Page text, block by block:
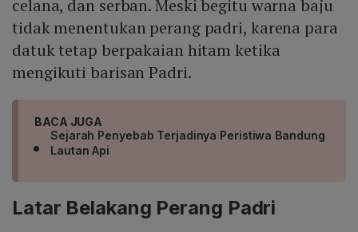
celana, dan serban. Meski begitu warna baju
tidak menentukan perang padri, karena para
datuk tetap berpakaian hitam ketika
mengikuti barisan Padri.
BACA JUGA
Sejarah Penyebab Terjadinya Peristiwa Bandung
Lautan Api
Latar Belakang Perang Padri